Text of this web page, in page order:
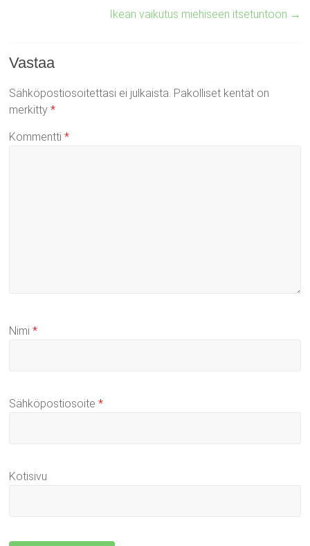
Ikean vaikutus miehiseen itsetuntoon →
Vastaa
Sähköpostiosoitettasi ei julkaista. Pakolliset kentät on
merkitty*
Kommentti*
Nimi*
Sähköpostiosoite*
Kotisivu